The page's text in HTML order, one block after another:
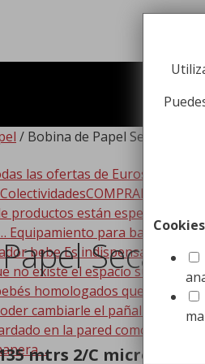
las ofertas de Eurosanic!!!
COMPRAR
productos están
Equipamiento para baño
bebe Es indispensable que
no existe el espacio suficiente
homologados que se
cambiarle el pañal de
en la pared como si de
/ Bobina de Papel Secamanos
mtrs 2/C
Cookies